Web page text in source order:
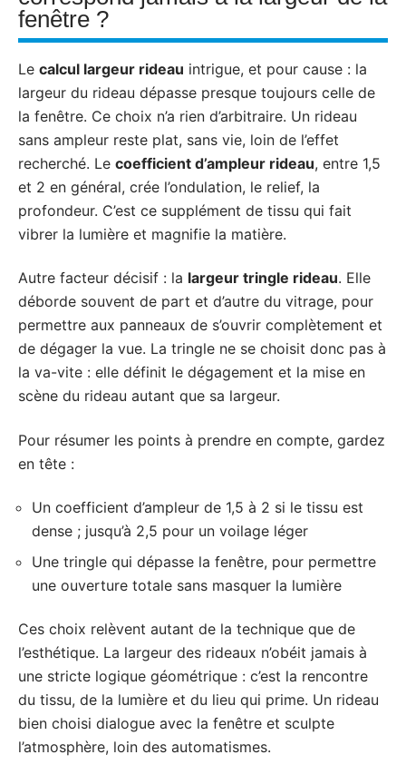
fenêtre ?
Le calcul largeur rideau intrigue, et pour cause : la
largeur du rideau dépasse presque toujours celle de
la fenêtre. Ce choix n’a rien d’arbitraire. Un rideau
sans ampleur reste plat, sans vie, loin de l’effet
recherché. Le coefficient d’ampleur rideau, entre 1,5
et 2 en général, crée l’ondulation, le relief, la
profondeur. C’est ce supplément de tissu qui fait
vibrer la lumière et magnifie la matière.
Autre facteur décisif : la largeur tringle rideau. Elle
déborde souvent de part et d’autre du vitrage, pour
permettre aux panneaux de s’ouvrir complètement et
de dégager la vue. La tringle ne se choisit donc pas à
la va-vite : elle définit le dégagement et la mise en
scène du rideau autant que sa largeur.
Pour résumer les points à prendre en compte, gardez
en tête :
Un coefficient d’ampleur de 1,5 à 2 si le tissu est
dense ; jusqu’à 2,5 pour un voilage léger
Une tringle qui dépasse la fenêtre, pour permettre
une ouverture totale sans masquer la lumière
Ces choix relèvent autant de la technique que de
l’esthétique. La largeur des rideaux n’obéit jamais à
une stricte logique géométrique : c’est la rencontre
du tissu, de la lumière et du lieu qui prime. Un rideau
bien choisi dialogue avec la fenêtre et sculpte
l’atmosphère, loin des automatismes.